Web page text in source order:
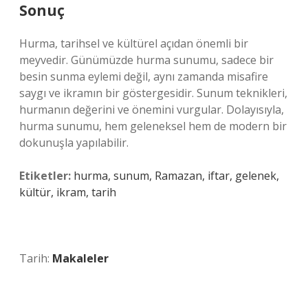
Sonuç
Hurma, tarihsel ve kültürel açıdan önemli bir
meyvedir. Günümüzde hurma sunumu, sadece bir
besin sunma eylemi değil, aynı zamanda misafire
saygı ve ikramın bir göstergesidir. Sunum teknikleri,
hurmanın değerini ve önemini vurgular. Dolayısıyla,
hurma sunumu, hem geleneksel hem de modern bir
dokunuşla yapılabilir.
Etiketler: hurma, sunum, Ramazan, iftar, gelenek,
kültür, ikram, tarih
Tarih: Makaleler